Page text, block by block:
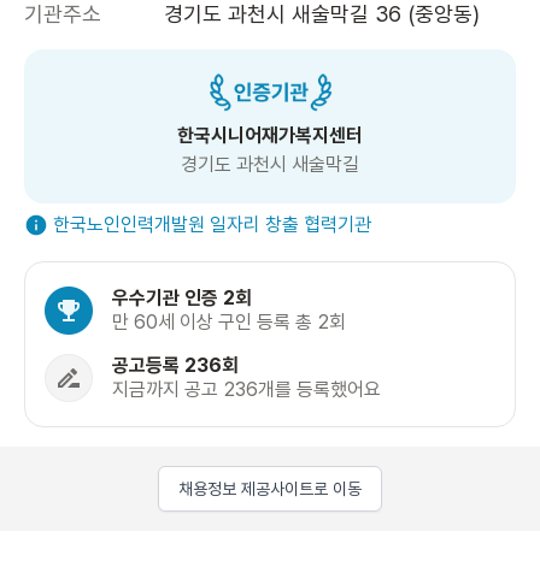
기관주소
경기도 과천시 새술막길 36 (중앙동)
한국시니어재가복지센터
경기도 과천시 새술막길
한국노인인력개발원 일자리 창출 협력기관
우수기관 인증 2회
만 60세 이상 구인 등록 총 2회
공고등록 236회
지금까지 공고 236개를 등록했어요
채용정보 제공사이트로 이동